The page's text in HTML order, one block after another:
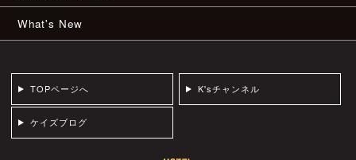
What's New
TOPページへ K'sチャンネル
ケイズブログ